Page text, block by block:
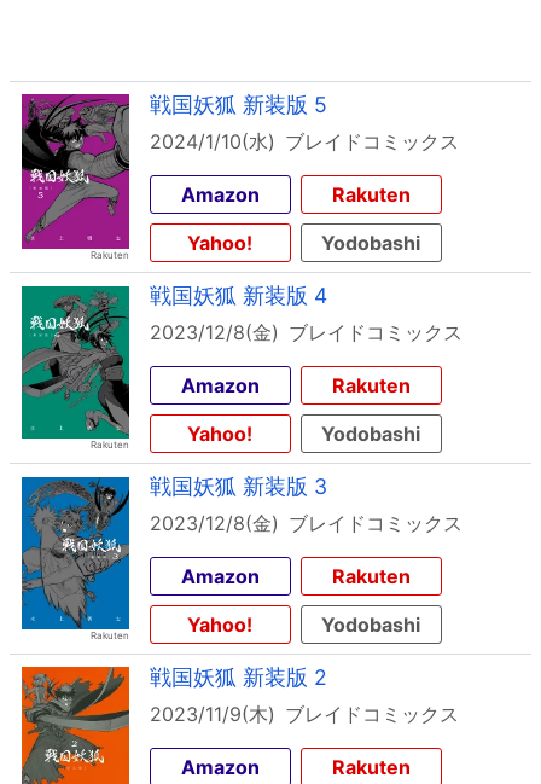
戦国妖狐 新装版 5
2024/1/10(水) ブレイドコミックス
Amazon
Rakuten
Yahoo!
Yodobashi
戦国妖狐 新装版 4
2023/12/8(金) ブレイドコミックス
Amazon
Rakuten
Yahoo!
Yodobashi
戦国妖狐 新装版 3
2023/12/8(金) ブレイドコミックス
Amazon
Rakuten
Yahoo!
Yodobashi
戦国妖狐 新装版 2
2023/11/9(木) ブレイドコミックス
Amazon
Rakuten